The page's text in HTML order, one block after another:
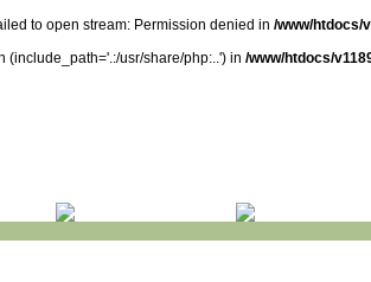
to open stream: Permission denied in /www/htdocs/
usr/share/php:..') in /www/htdocs/